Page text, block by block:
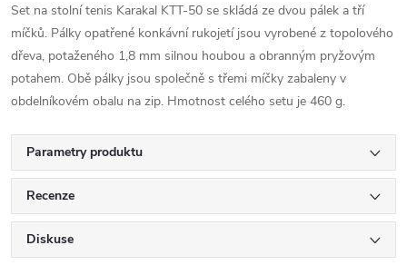
Set na stolní tenis Karakal KTT-50 se skládá ze dvou pálek a tří
míčků. Pálky opatřené konkávní rukojetí jsou vyrobené z topolového
dřeva, potaženého 1,8 mm silnou houbou a obranným pryžovým
potahem. Obě pálky jsou společně s třemi míčky zabaleny v
obdelníkovém obalu na zip. Hmotnost celého setu je 460 g.
Parametry produktu
Recenze
Diskuse